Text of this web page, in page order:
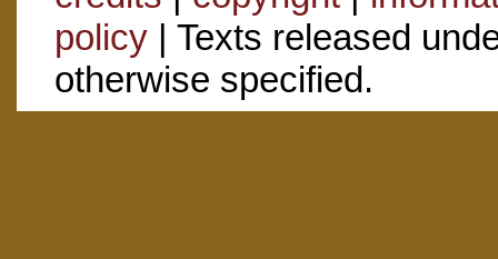
policy| Texts released
otherwise specified.